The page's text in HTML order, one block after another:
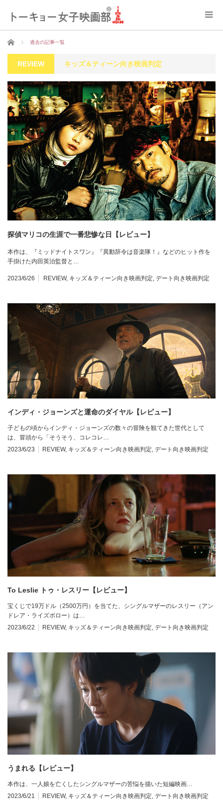
ホーム 過去の記事一覧
REVIEW キッズ＆ティーン向き映画判定
探偵マリコの生涯で一番悲惨な日【レビュー】
本作は、『ミッドナイトスワン』『異動辞令は音楽隊！』などのヒット作を
手掛けた内田英治監督と…
2023/6/26 REVIEW, キッズ＆ティーン向き映画判定, デート向き映画判定
インディ・ジョーンズと運命のダイヤル【レビュー】
子どもの頃からインディ・ジョーンズの数々の冒険を観てきた世代として
は、冒頭から「そうそう、コレコレ…
2023/6/23
REVIEW, キッズ＆ティーン向き映画判定, デート向き映画判定
To Leslie トゥ・レスリー【レビュー】
宝くじで19万ドル（2500万円）を当てた、シングルマザーのレスリー（アン
ドレア・ライズボロー）は…
2023/6/22
REVIEW, キッズ＆ティーン向き映画判定, デート向き映画判定
うまれる【レビュー】
本作は、一人娘を亡くしたシングルマザーの苦悩を描いた短編映画…
2023/6/21
REVIEW, キッズ＆ティーン向き映画判定, デート向き映画判定